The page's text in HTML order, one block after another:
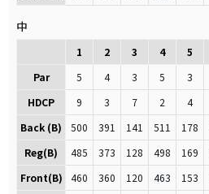
中
1 2 3 4 5
Par
5 4 3 5 3
HDCP
9 3 7 2 4
Back (B)
500 391 141 511 178
Reg(B)
485 373 128 498 169
Front(B)
460 360 120 463 153